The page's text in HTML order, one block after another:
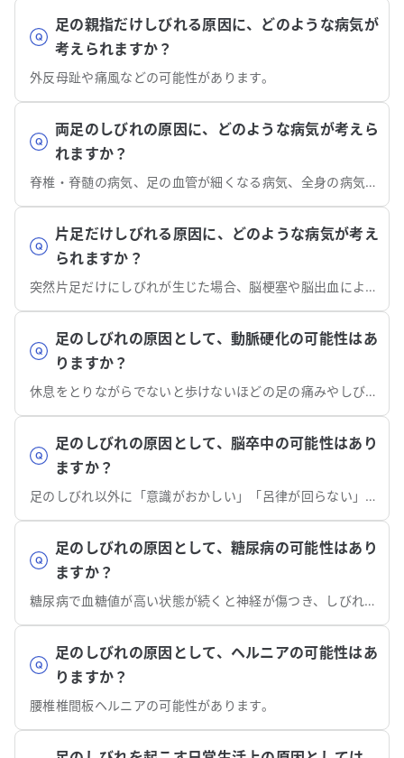
足の親指だけしびれる原因に、どのような病気が
考えられますか？
外反母趾や痛風などの可能性があります。
両足のしびれの原因に、どのような病気が考えら
れますか？
脊椎・脊髄の病気、足の血管が細くなる病気、全身の病気などが考えられます。
片足だけしびれる原因に、どのような病気が考え
られますか？
突然片足だけにしびれが生じた場合、脳梗塞や脳出血による脳血管障害の可能性があります。
足のしびれの原因として、動脈硬化の可能性はあ
りますか？
休息をとりながらでないと歩けないほどの足の痛みやしびれなどの症状がある場合、閉塞性動脈硬化症の可能性があります。
足のしびれの原因として、脳卒中の可能性はあり
ますか？
足のしびれ以外に「意識がおかしい」「呂律が回らない」などの症状が見られる場合、脳卒中の可能性があります。
足のしびれの原因として、糖尿病の可能性はあり
ますか？
糖尿病で血糖値が高い状態が続くと神経が傷つき、しびれや冷えなどの症状が足先や手先に出ることがあります。
足のしびれの原因として、ヘルニアの可能性はあ
りますか？
腰椎椎間板ヘルニアの可能性があります。